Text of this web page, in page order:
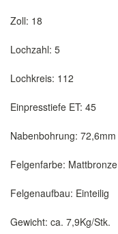
Zoll: 18
Lochzahl: 5
Lochkreis: 112
Einpresstiefe ET: 45
Nabenbohrung: 72,6mm
Felgenfarbe: Mattbronze
Felgenaufbau: Einteilig
Gewicht: ca. 7,9Kg/Stk.